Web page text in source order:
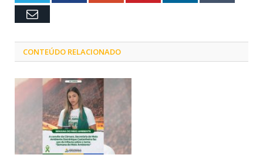
Email
CONTEÚDO RELACIONADO